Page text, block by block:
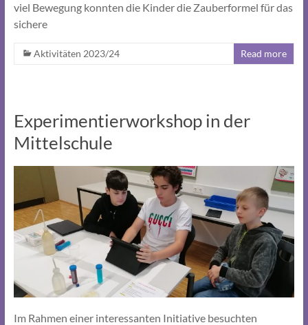
viel Bewegung konnten die Kinder die Zauberformel für das
sichere
Aktivitäten 2023/24 Read more
Experimentierworkshop in der
Mittelschule
Im Rahmen einer interessanten Initiative besuchten